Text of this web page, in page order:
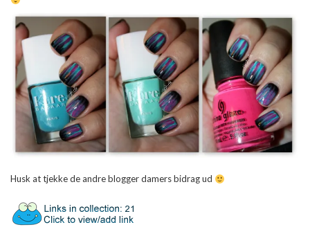
Husk at tjekke de andre blogger damers bidrag ud